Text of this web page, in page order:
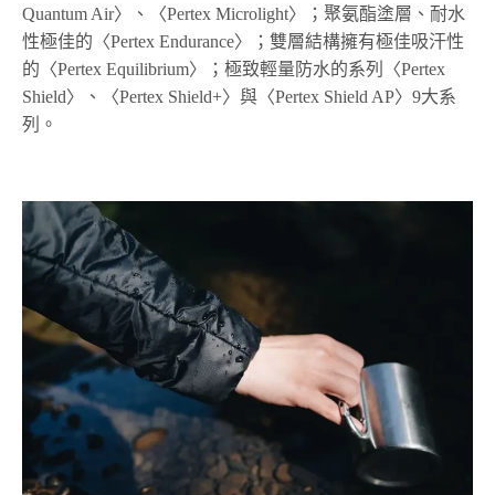
Quantum Air〉、〈Pertex Microlight〉；聚氨酯塗層、耐水
性極佳的〈Pertex Endurance〉；雙層結構擁有極佳吸汗性
的〈Pertex Equilibrium〉；極致輕量防水的系列〈Pertex
Shield〉、〈Pertex Shield+〉與〈Pertex Shield AP〉9大系
列。